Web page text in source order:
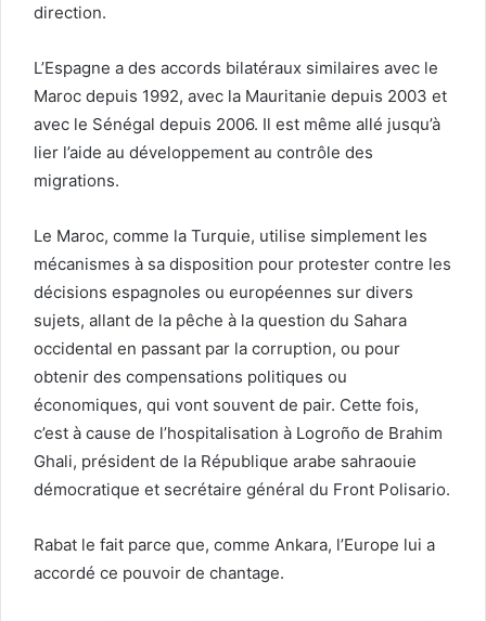
direction.
L’Espagne a des accords bilatéraux similaires avec le
Maroc depuis 1992, avec la Mauritanie depuis 2003 et
avec le Sénégal depuis 2006. Il est même allé jusqu’à
lier l’aide au développement au contrôle des
migrations.
Le Maroc, comme la Turquie, utilise simplement les
mécanismes à sa disposition pour protester contre les
décisions espagnoles ou européennes sur divers
sujets, allant de la pêche à la question du Sahara
occidental en passant par la corruption, ou pour
obtenir des compensations politiques ou
économiques, qui vont souvent de pair. Cette fois,
c’est à cause de l’hospitalisation à Logroño de Brahim
Ghali, président de la République arabe sahraouie
démocratique et secrétaire général du Front Polisario.
Rabat le fait parce que, comme Ankara, l’Europe lui a
accordé ce pouvoir de chantage.